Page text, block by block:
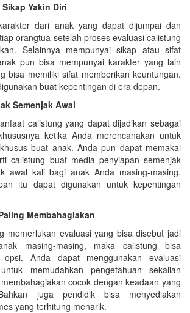
Yakin Diri
dari anak yang dapat dijumpai dan
orangtua setelah proses evaluasi calistung
Selainnya mempunyai sikap atau sifat
pun bisa mempunyai karakter yang lain
bisa memiliki sifat memberikan keuntungan.
buat kepentingan di era depan.
Semenjak Awal
calistung yang dapat dijadikan sebagai
ketika Anda merencanakan untuk
buat anak. Anda pun dapat memakai
calistung buat media penyiapan semenjak
awal kali bagi anak Anda masing-masing.
itu dapat digunakan untuk kepentingan
Membahagiakan
memerlukan evaluasi yang bisa disebut jadi
masing-masing, maka calistung bisa
opsi. Anda dapat menggunakan evaluasi
memudahkan pengetahuan sekalian
cocok dengan keadaan yang
juga pendidik bisa menyediakan
yang terhitung menarik.